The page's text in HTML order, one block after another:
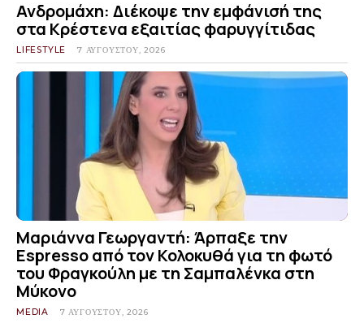
Ανδρομάχη: Διέκοψε την εμφάνισή της
στα Κρέστενα εξαιτίας φαρυγγίτιδας
LIFESTYLE 7 ΑΥΓΟΎΣΤΟΥ, 2026
Μαριάννα Γεωργαντή: Άρπαξε την
Espresso από τον Κολοκυθά για τη φωτό
του Φραγκούλη με τη Σαμπαλένκα στη
Μύκονο
MEDIA 7 ΑΥΓΟΎΣΤΟΥ, 2026